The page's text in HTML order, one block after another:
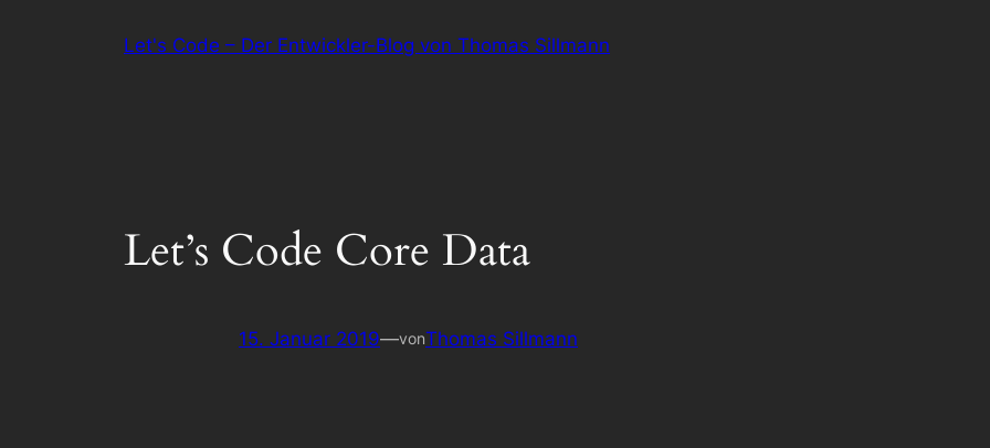
Let's Code – Der Entwickler-Blog von Thomas Sillmann
Let’s Code Core Data
15. Januar 2019—vonThomas Sillmann